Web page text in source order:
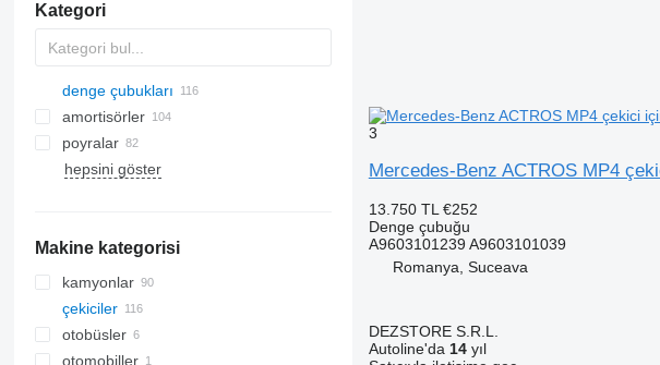
Kategori
denge çubukları
amortisörler
poyralar
hepsini göster
Makine kategorisi
kamyonlar
çekiciler
otobüsler
otomobiller
3
Mercedes-Benz ACTROS MP4
13.750 TL €252
Denge çubuğu
A9603101239 A9603101039
Romanya, Suceava
DEZSTORE S.R.L.
Autoline'da 14yıl